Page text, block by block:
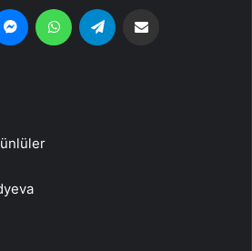
MessengerWhatsApp